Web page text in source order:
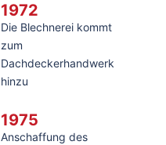
1972
Die Blechnerei kommt
zum
Dachdeckerhandwerk
hinzu
1975
Anschaffung des